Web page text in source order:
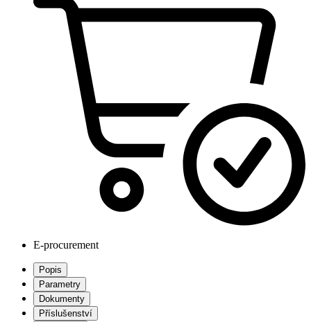
E-procurement
Popis
Parametry
Dokumenty
Příslušenství